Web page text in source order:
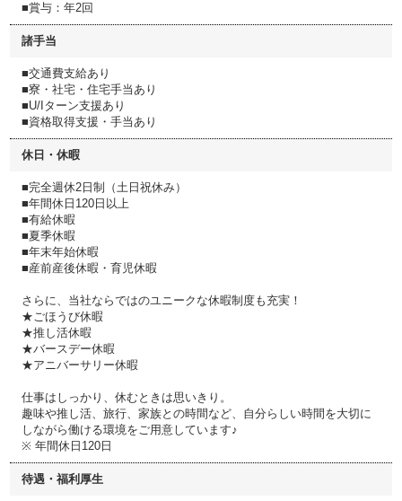
■賞与：年2回
諸手当
■交通費支給あり
■寮・社宅・住宅手当あり
■U/Iターン支援あり
■資格取得支援・手当あり
休日・休暇
■完全週休2日制（土日祝休み）
■年間休日120日以上
■有給休暇
■夏季休暇
■年末年始休暇
■産前産後休暇・育児休暇
さらに、当社ならではのユニークな休暇制度も充実！
★ごほうび休暇
★推し活休暇
★バースデー休暇
★アニバーサリー休暇
仕事はしっかり、休むときは思いきり。
趣味や推し活、旅行、家族との時間など、自分らしい時間を大切に
しながら働ける環境をご用意しています♪
※ 年間休日120日
待遇・福利厚生